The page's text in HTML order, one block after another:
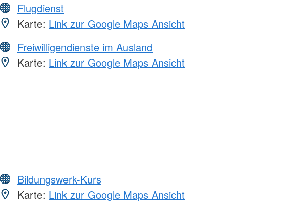
Flugdienst
Karte: Link zur Google Maps Ansicht
Freiwilligendienste im Ausland
Karte: Link zur Google Maps Ansicht
Bildungswerk-Kurs
Karte: Link zur Google Maps Ansicht